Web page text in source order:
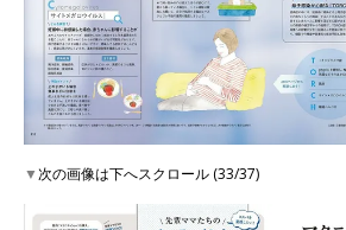
▼次の画像は下へスクロール (33/37)